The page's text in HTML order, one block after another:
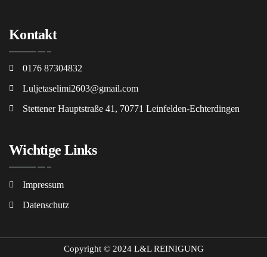
Kontakt
0176 87304832
Luljetaselimi2603@gmail.com
Stettener Hauptstraße 41, 70771 Leinfelden-Echterdingen
Wichtige Links
Impressum
Datenschutz
Copyright © 2024 L&L REINIGUNG